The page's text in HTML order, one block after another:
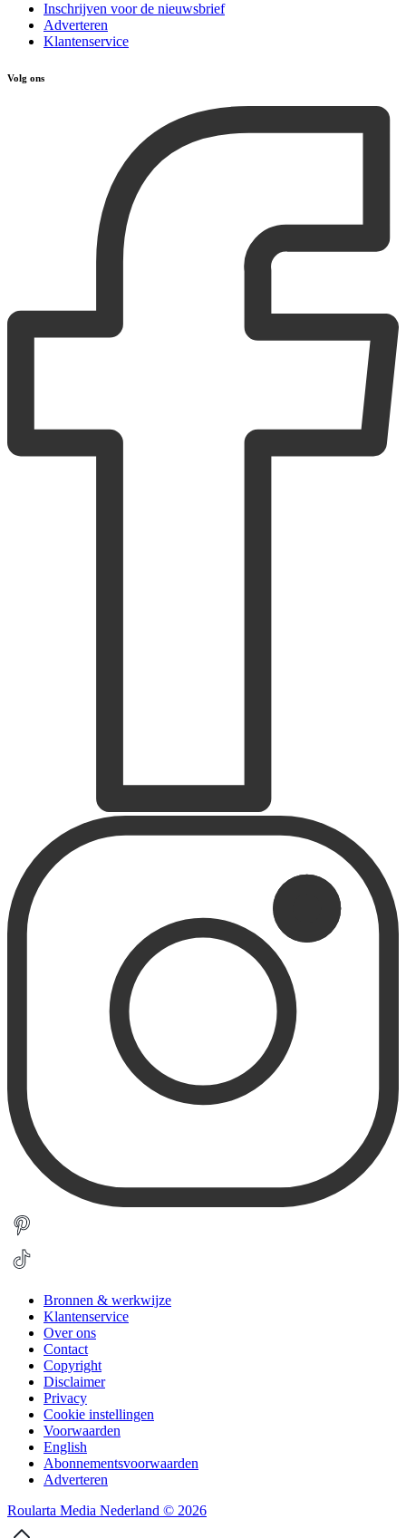
Inschrijven voor de nieuwsbrief
Adverteren
Klantenservice
Volg ons
Bronnen & werkwijze
Klantenservice
Over ons
Contact
Copyright
Disclaimer
Privacy
Cookie instellingen
Voorwaarden
English
Abonnementsvoorwaarden
Adverteren
Roularta Media Nederland © 2026